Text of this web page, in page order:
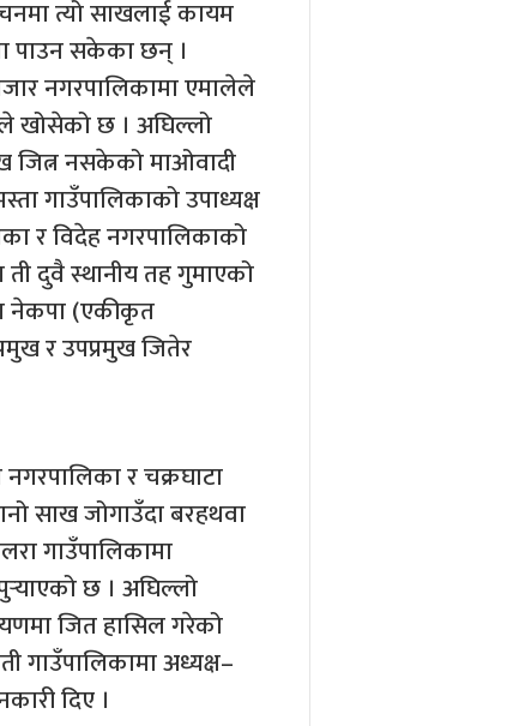
त्यो साखलाई कायम
पाउन सकेका छन् ।
नगरपालिकामा एमालेले
खोसेको छ । अघिल्लो
जित्न नसकेको माओवादी
गाउँपालिकाको उपाध्यक्ष
र विदेह नगरपालिकाको
दुवै स्थानीय तह गुमाएको
नेकपा (एकीकृत
र उपप्रमुख जितेर
र चक्रघाटा
साख जोगाउँदा बरहथवा
गाउँपालिकामा
छ । अघिल्लो
जित हासिल गरेको
गाउँपालिकामा अध्यक्ष–
दिए ।